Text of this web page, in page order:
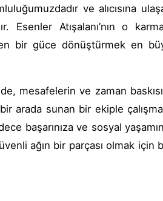
ve alıcısına
Atışalanı’nın o
bir güce dönüştürmek en
mesafelerin ve zaman
arada sunan bir ekiple
başarınıza ve sosyal
ağın bir parçası olmak için